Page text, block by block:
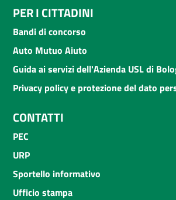
PER I CITTADINI
Bandi di concorso
Auto Mutuo Aiuto
Guida ai servizi dell'Azienda USL di
Privacy policy e protezione del dato
CONTATTI
PEC
URP
Sportello informativo
Ufficio stampa